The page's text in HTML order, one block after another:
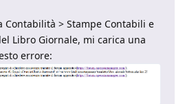
Contabilità > Stampe Contabili e
Libro Giornale, mi carica una
errore: